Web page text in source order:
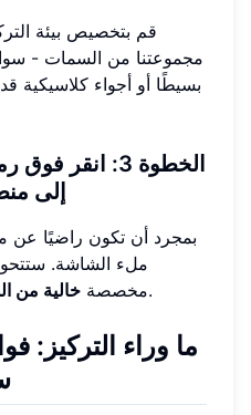
قم بتخصيص بيئة
مجموعتنا من السمات -
بسيطًا أو أجواء كلاسيكية
الخطوة 3:
إلى
بمجرد أن تكون راضيًا عن
ملء الشاشة.
مخصصة خالية من . الأمر بهذه السهولة.
ما وراء التركيز: